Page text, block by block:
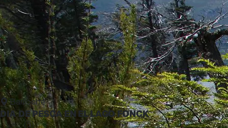
5,0(5)
Bariloche
DIA DE PESCA EN EL LAGO FONCK